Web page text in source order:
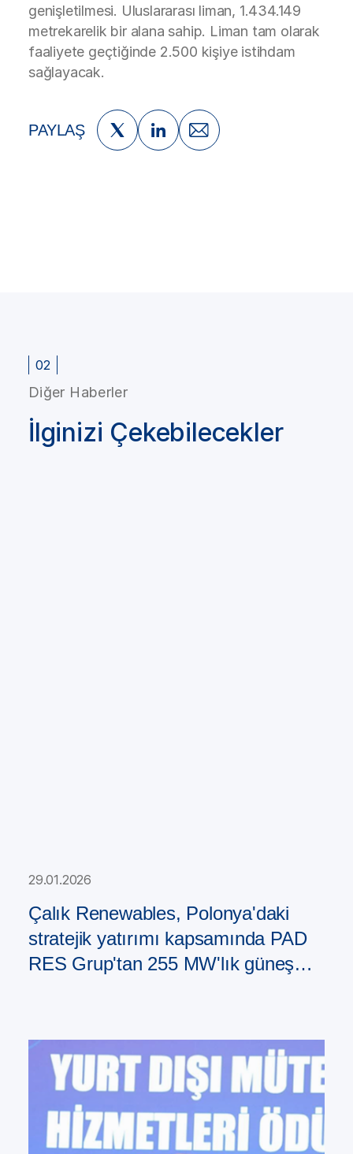
genişletilmesi. Uluslararası liman, 1.434.149
metrekarelik bir alana sahip. Liman tam olarak
faaliyete geçtiğinde 2.500 kişiye istihdam
sağlayacak.
PAYLAŞ
02
Diğer Haberler
İlginizi Çekebilecekler
29.01.2026
Çalık Renewables, Polonya'daki
stratejik yatırımı kapsamında PAD
RES Grup'tan 255 MW'lık güneş